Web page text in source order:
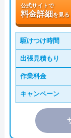
公式サイトで
料金詳細を見る
駆けつけ時間
出張見積もり
作業料金
キャンペーン